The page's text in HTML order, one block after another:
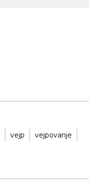
vejp vejpovanje